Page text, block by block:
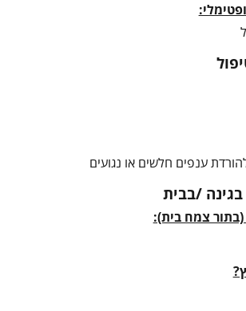
ענפים חלשים או נגועים
בגינה /בבית
צמח בית):